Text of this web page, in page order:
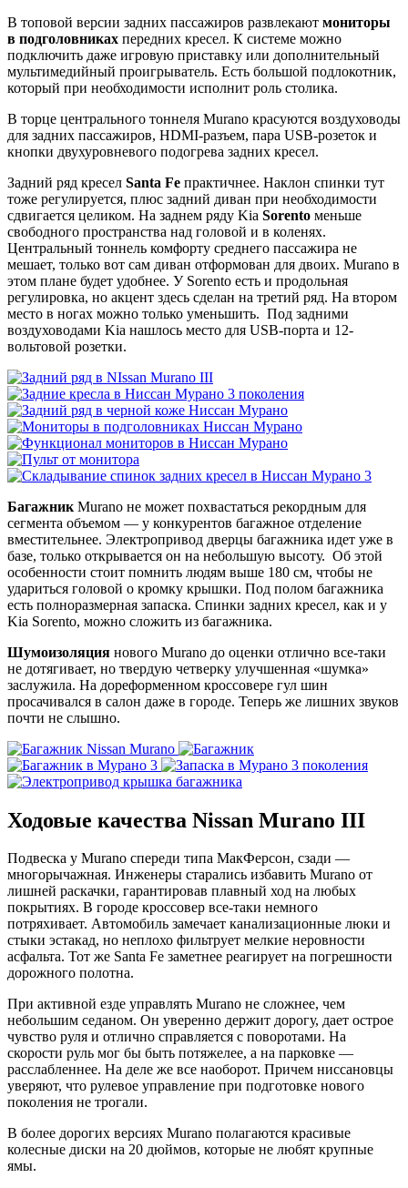
В топовой версии задних пассажиров развлекают мониторы
в подголовниках передних кресел. К системе можно
подключить даже игровую приставку или дополнительный
мультимедийный проигрыватель. Есть большой подлокотник,
который при необходимости исполнит роль столика.
В торце центрального тоннеля Murano красуются воздуховоды
для задних пассажиров, HDMI-разъем, пара USB-розеток и
кнопки двухуровневого подогрева задних кресел.
Задний ряд кресел Santa Fe практичнее. Наклон спинки тут
тоже регулируется, плюс задний диван при необходимости
сдвигается целиком. На заднем ряду Kia Sorento меньше
свободного пространства над головой и в коленях.
Центральный тоннель комфорту среднего пассажира не
мешает, только вот сам диван отформован для двоих. Murano в
этом плане будет удобнее. У Sorento есть и продольная
регулировка, но акцент здесь сделан на третий ряд. На втором
место в ногах можно только уменьшить. Под задними
воздуховодами Kia нашлось место для USB-порта и 12-
вольтовой розетки.
Багажник Murano не может похвастаться рекордным для
сегмента объемом — у конкурентов багажное отделение
вместительнее. Электропривод дверцы багажника идет уже в
базе, только открывается он на небольшую высоту. Об этой
особенности стоит помнить людям выше 180 см, чтобы не
удариться головой о кромку крышки. Под полом багажника
есть полноразмерная запаска. Спинки задних кресел, как и у
Kia Sorento, можно сложить из багажника.
Шумоизоляция нового Murano до оценки отлично все-таки
не дотягивает, но твердую четверку улучшенная «шумка»
заслужила. На дореформенном кроссовере гул шин
просачивался в салон даже в городе. Теперь же лишних звуков
почти не слышно.
Ходовые качества Nissan Murano III
Подвеска у Murano спереди типа МакФерсон, сзади —
многорычажная. Инженеры старались избавить Murano от
лишней раскачки, гарантировав плавный ход на любых
покрытиях. В городе кроссовер все-таки немного
потряхивает. Автомобиль замечает канализационные люки и
стыки эстакад, но неплохо фильтрует мелкие неровности
асфальта. Тот же Santa Fe заметнее реагирует на погрешности
дорожного полотна.
При активной езде управлять Murano не сложнее, чем
небольшим седаном. Он уверенно держит дорогу, дает острое
чувство руля и отлично справляется с поворотами. На
скорости руль мог бы быть потяжелее, а на парковке —
расслабленнее. На деле же все наоборот. Причем ниссановцы
уверяют, что рулевое управление при подготовке нового
поколения не трогали.
В более дорогих версиях Murano полагаются красивые
колесные диски на 20 дюймов, которые не любят крупные
ямы.